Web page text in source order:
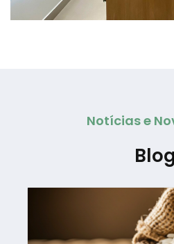
Notícias e
Blog